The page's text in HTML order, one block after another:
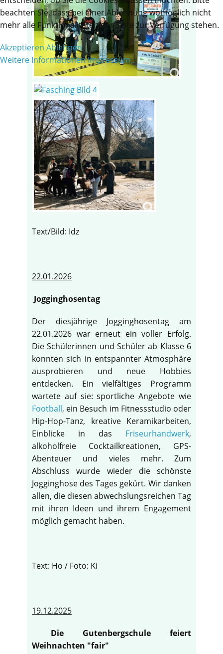
Text/Bild: Idz
22.01.2026
Jogginghosentag
Der diesjährige Jogginghosentag am
22.01.2026 war erneut ein voller Erfolg.
Die Schülerinnen und Schüler ab Klasse 6
konnten sich in entspannter Atmosphäre
ausprobieren und neue Hobbies
entdecken. Ein vielfältiges Programm
wartete auf sie: sportliche Angebote wie
Football, ein Besuch im Fitnessstudio oder
Hip-Hop-Tanz, kreative Keramikarbeiten,
Einblicke in das Friseurhandwerk,
alkoholfreie Cocktailkreationen, GPS-
Abenteuer und vieles mehr. Zum
Abschluss wurde wieder die schönste
Jogginghose des Tages gekürt. Wir danken
allen, die diesen abwechslungsreichen Tag
mit ihren Ideen und ihrem Engagement
möglich gemacht haben.
Text: Ho / Foto: Ki
19.12.2025
Die Gutenbergschule feiert
Weihnachten "fair"
beachten Sie, dass bei einer Ablehnung womöglich nicht
mehr alle Funktionalitäten der Seite zur Verfügung stehen.
Akzeptieren Ablehnen
Weitere InformationenImpressum